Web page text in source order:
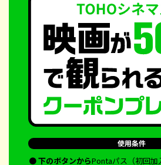
使用条件
●下のボタンからPontaパス（初回加